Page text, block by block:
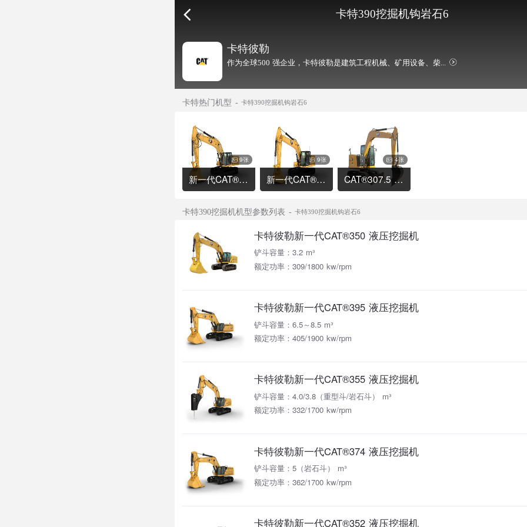
卡特390挖掘机钩岩石6
卡特彼勒
作为全球500 强企业，卡特彼勒是建筑工程机械、矿用设备、柴...
卡特热门机型 卡特390挖掘机钩岩石6
9张
新一代CAT®336 液压挖掘机
9张
新一代CAT®320 液压挖掘机
4张
CAT®307.5 液压挖掘机
卡特390挖掘机机型参数列表 卡特390挖掘机钩岩石6
卡特彼勒新一代CAT®350 液压挖掘机
铲斗容量：3.2 m³
额定功率：309/1800 kw/rpm
卡特彼勒新一代CAT®395 液压挖掘机
铲斗容量：6.5～8.5 m³
额定功率：405/1900 kw/rpm
卡特彼勒新一代CAT®355 液压挖掘机
铲斗容量：4.0/3.8（重型斗/岩石斗） m³
额定功率：332/1700 kw/rpm
卡特彼勒新一代CAT®374 液压挖掘机
铲斗容量：5（岩石斗） m³
额定功率：362/1700 kw/rpm
卡特彼勒新一代CAT®352 液压挖掘机